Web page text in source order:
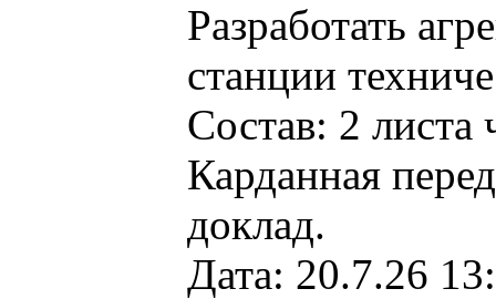
Разработать
станции
Состав: 2 листа
Карданная
доклад.
Дата: 20.7.26